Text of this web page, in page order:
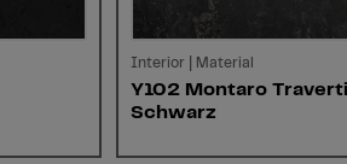
Interior | Material
Y102 Montaro
Schwarz